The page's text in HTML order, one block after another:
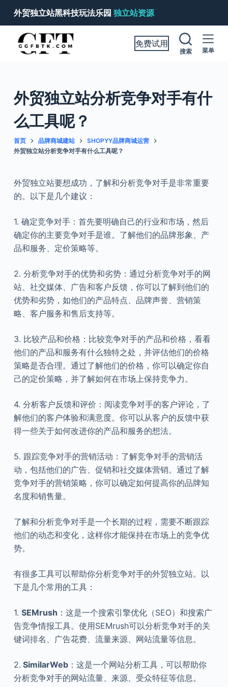
跳
过
内
外贸独立站黑科技玩法乐园 独立站资源
免费试用
搜索 菜单
外贸独立站分析竞争对手有什
么工具呢？
首页 品牌商城建站
SHOPYY品牌商城运营
外贸独立站分析竞争对手有什么工具呢？
外贸独立站要想成功，了解和分析竞争对手是非常重要
的。以下是几个建议：
1. 确定竞争对手：首先要明确自己的行业和市场，然后
确定你的主要竞争对手是谁。了解他们的品牌形象、产
品和服务、定价策略等。
2. 分析竞争对手的优势和劣势：通过分析竞争对手的网
站、社交媒体、广告和客户反馈，你可以了解到他们的
优势和劣势，如他们的产品特点、品牌声誉、营销策
略、客户服务和售后支持等。
3. 比较产品和价格：比较竞争对手的产品和价格，看看
他们的产品和服务有什么独特之处，并评估他们的价格
策略是否合理。通过了解他们的价格，你可以确定你自
己的定价策略，并了解如何在市场上保持竞争力。
4. 分析客户反馈和评价：阅读竞争对手的客户评论，了
解他们的客户体验和满意度。你可以从客户的反馈中获
得一些关于如何改进你的产品和服务的想法。
5. 跟踪竞争对手的营销活动：了解竞争对手的营销活
动，包括他们的广告、促销和社交媒体营销。通过了解
竞争对手的营销策略，你可以确定如何提高你的品牌知
名度和销售量。
了解和分析竞争对手是一个长期的过程，需要不断跟踪
他们的动态和变化，这样你才能保持在市场上的竞争优
势。
有很多工具可以帮助你分析竞争对手的外贸独立站。以
下是几个常用的工具：
1. SEMrush ：这是一个搜索引擎优化（SEO）和搜索广
告竞争情报工具。使用SEMrush可以分析竞争对手的关
键词排名、广告花费、流量来源、网站流量等信息。
2. SimilarWeb：这是一个网站分析工具，可以帮助你
分析竞争对手的网站流量、来源、受众特征等信息。